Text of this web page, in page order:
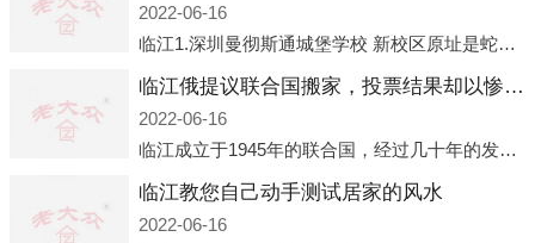
2022-06-16
临江1.深圳曼彻斯通城堡学校 新校区原址是蛇口国际据悉，此次曼彻斯通城堡学校搬迁到蛇口新校区的开办与蛇口外籍人员子女学校（蛇口国际）有很大的关联。2021年，太子湾实验部就宣布在2022年正式并入蛇口外籍
临江俄提议联合国搬家，投票结果却以惨败收场
2022-06-16
临江成立于1945年的联合国，经过几十年的发展，如今拥有193个成员国。拥有如此众多会员国的联合国，可以说是世界上最具代表性的国际组织，也是世界上分量最重、有着较高话语权的国际组织。但以美国为首的西方国家
临江教您自己动手测试居家的风水
2022-06-16